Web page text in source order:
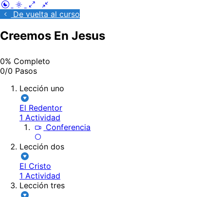
De vuelta al curso
Creemos En Jesus
0% Completo
0/0 Pasos
Lección uno
El Redentor
1 Actividad
Conferencia
Lección dos
El Cristo
1 Actividad
Lección tres